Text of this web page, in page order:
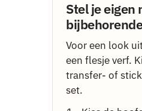
Stel je eigen
Voor een look
een flesje verf.
transfer- of
set.